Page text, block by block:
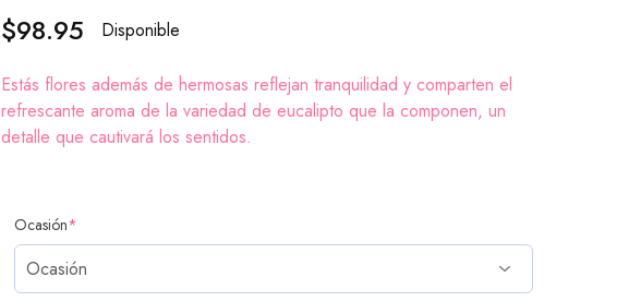
$98.95 Disponible
Estás flores además de hermosas reflejan tranquilidad y comparten el
refrescante aroma de la variedad de eucalipto que la componen, un
detalle que cautivará los sentidos.
Ocasión*